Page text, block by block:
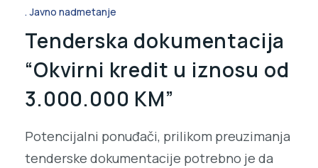
Javno nadmetanje
Tenderska dokumentacija
“Okvirni kredit u iznosu od
3.000.000 KM”
Potencijalni ponuđači, prilikom preuzimanja
tenderske dokumentacije potrebno je da